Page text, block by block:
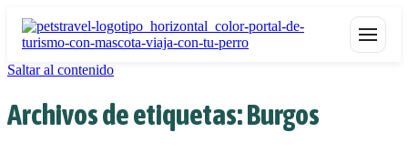
Saltar al contenido
Archivos de etiquetas:Burgos